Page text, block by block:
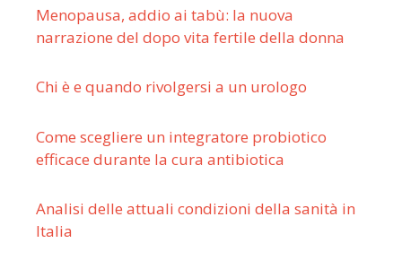
Menopausa, addio ai tabù: la nuova
narrazione del dopo vita fertile della donna
Chi è e quando rivolgersi a un urologo
Come scegliere un integratore probiotico
efficace durante la cura antibiotica
Analisi delle attuali condizioni della sanità in
Italia